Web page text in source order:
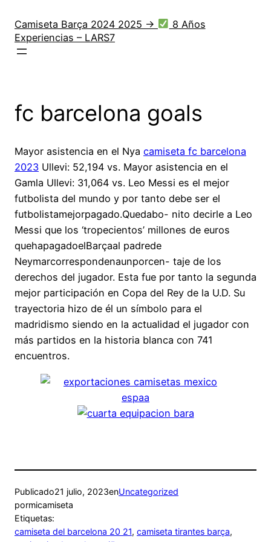
contenido
Camiseta Barça 2024 2025 →
8 Años
Experiencias – LARS7
fc barcelona goals
Mayor asistencia en el Nya camiseta fc barcelona
2023 Ullevi: 52,194 vs. Mayor asistencia en el
Gamla Ullevi: 31,064 vs. Leo Messi es el mejor
futbolista del mundo y por tanto debe ser el
futbolistamejorpagado.Quedabo- nito decirle a Leo
Messi que los ‘tropecientos’ millones de euros
quehapagadoelBarçaal padrede
Neymarcorrespondenaunporcen- taje de los
derechos del jugador. Esta fue por tanto la segunda
mejor participación en Copa del Rey de la U.D. Su
trayectoria hizo de él un símbolo para el
madridismo siendo en la actualidad el jugador con
más partidos en la historia blanca con 741
encuentros.
Publicado21 julio, 2023enUncategorized
pormicamiseta
Etiquetas:
camiseta del barcelona 20 21, camiseta tirantes barça